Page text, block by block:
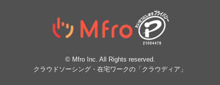
© Mfro Inc. All Rights reserved.
クラウドソーシング・在宅ワークの「クラウディア」